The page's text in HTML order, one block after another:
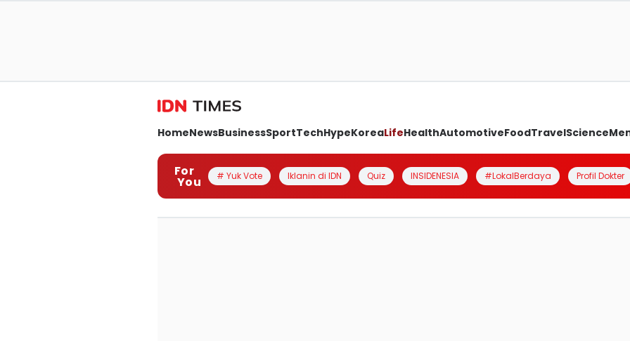
HomeNewsBusinessSportTechHypeKoreaLifeHealthAutomotiveFoodTravelScience
For
You # Yuk Vote Iklanin di IDN Quiz INSIDENESIA #LokalBerdaya Profil Dokter